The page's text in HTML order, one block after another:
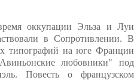
оккупации Эльза и Луи
в Сопротивлении. В
типографий на юге Франции
любовники" под
Повесть о французском